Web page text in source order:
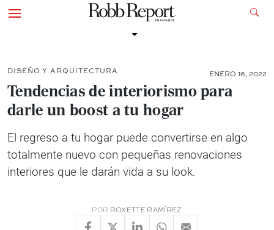
DISEÑO Y ARQUITECTURA ENERO 16, 2022
Tendencias de interiorismo para
darle un boost a tu hogar
El regreso a tu hogar puede convertirse en algo
totalmente nuevo con pequeñas renovaciones
interiores que le darán vida a su look.
POR ROXETTE RAMÍREZ